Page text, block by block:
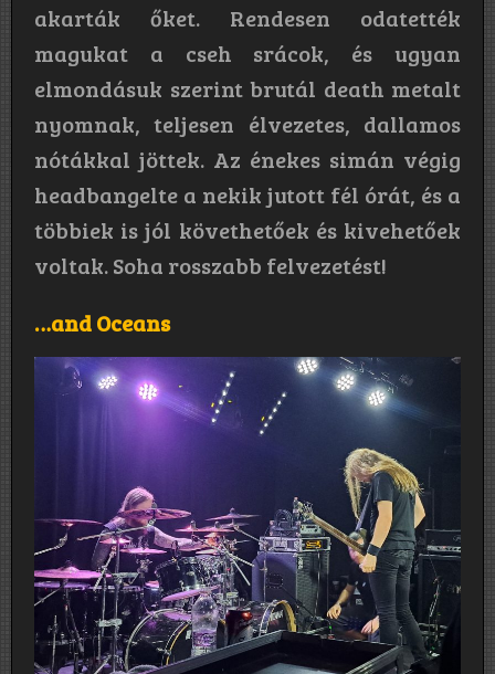
akarták őket. Rendesen odatették
magukat a cseh srácok, és ugyan
elmondásuk szerint brutál death metalt
nyomnak, teljesen élvezetes, dallamos
nótákkal jöttek. Az énekes simán végig
headbangelte a nekik jutott fél órát, és a
többiek is jól követhetőek és kivehetőek
voltak. Soha rosszabb felvezetést!
…and Oceans